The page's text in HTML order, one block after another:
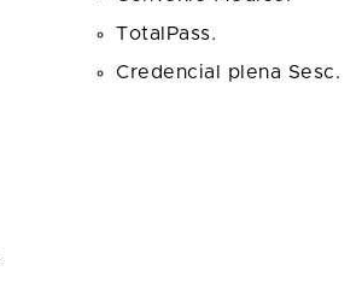
TotalPass.
Credencial plena Sesc.